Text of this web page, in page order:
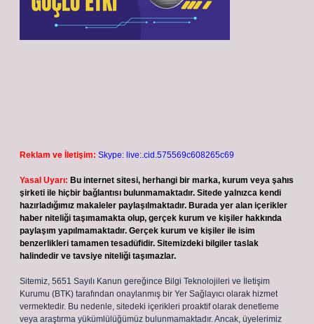
Reklam ve İletişim: Skype: live:.cid.575569c608265c69
Yasal Uyarı: Bu internet sitesi, herhangi bir marka, kurum veya şahıs
şirketi ile hiçbir bağlantısı bulunmamaktadır. Sitede yalnızca kendi
hazırladığımız makaleler paylaşılmaktadır. Burada yer alan içerikler
haber niteliği taşımamakta olup, gerçek kurum ve kişiler hakkında
paylaşım yapılmamaktadır. Gerçek kurum ve kişiler ile isim
benzerlikleri tamamen tesadüfidir. Sitemizdeki bilgiler taslak
halindedir ve tavsiye niteliği taşımazlar.
Sitemiz, 5651 Sayılı Kanun gereğince Bilgi Teknolojileri ve İletişim
Kurumu (BTK) tarafından onaylanmış bir Yer Sağlayıcı olarak hizmet
vermektedir. Bu nedenle, sitedeki içerikleri proaktif olarak denetleme
veya araştırma yükümlülüğümüz bulunmamaktadır. Ancak, üyelerimiz